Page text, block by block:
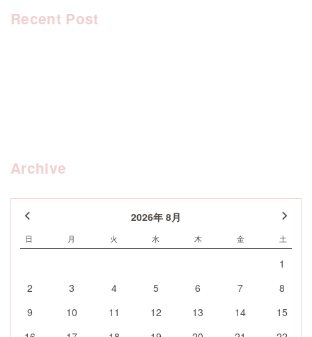
Recent Post
Archive
2026年 8月
日 月 火 水 木 金 土
1
2
3 4 5 6 7
8
9
10 11 12 13 14
15